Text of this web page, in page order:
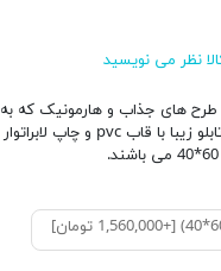
نظر می نویسید
با طرح های جذاب و هارمونیک که به
راحتی یک دیوار معنا و روح می بخشند. این 3 تابلو زیبا با قاب pvc و چاپ لابراتوار